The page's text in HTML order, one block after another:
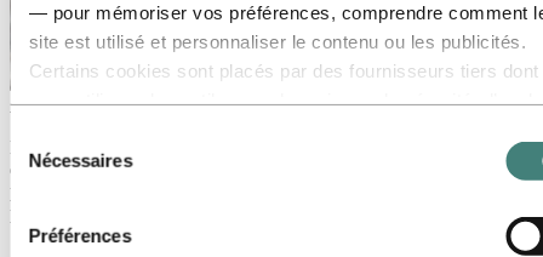
— pour mémoriser vos préférences, comprendre comment
site est utilisé et personnaliser le contenu ou les publicités.
Certains cookies sont placés par des fournisseurs tiers dont
collectées lors de votre utilisation de notre site avec d’autres
données que vous leur avez fournies ou qu’ils ont collectées
comme responsable d’un cookie tiers est le Responsable du
Sélection
du
consentement
Nécessaires
Préférences
À propos d’Hydro
Hydro est une entreprise leader dans le domaine de l’aluminium et
des énergies renouvelables qui développe des entreprises et des
partenariats pour un avenir plus durable. Elle emploie 32 000
personnes dans plus de 140 sites et 40 pays.